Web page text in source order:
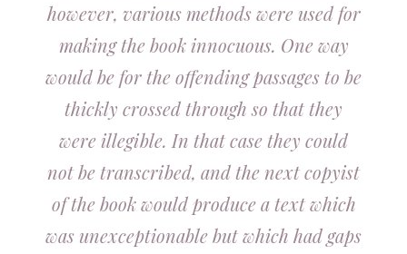
however, various methods were used for
making the book innocuous. One way
would be for the offending passages to be
thickly crossed through so that they
were illegible. In that case they could
not be transcribed, and the next copyist
of the book would produce a text which
was unexceptionable but which had gaps